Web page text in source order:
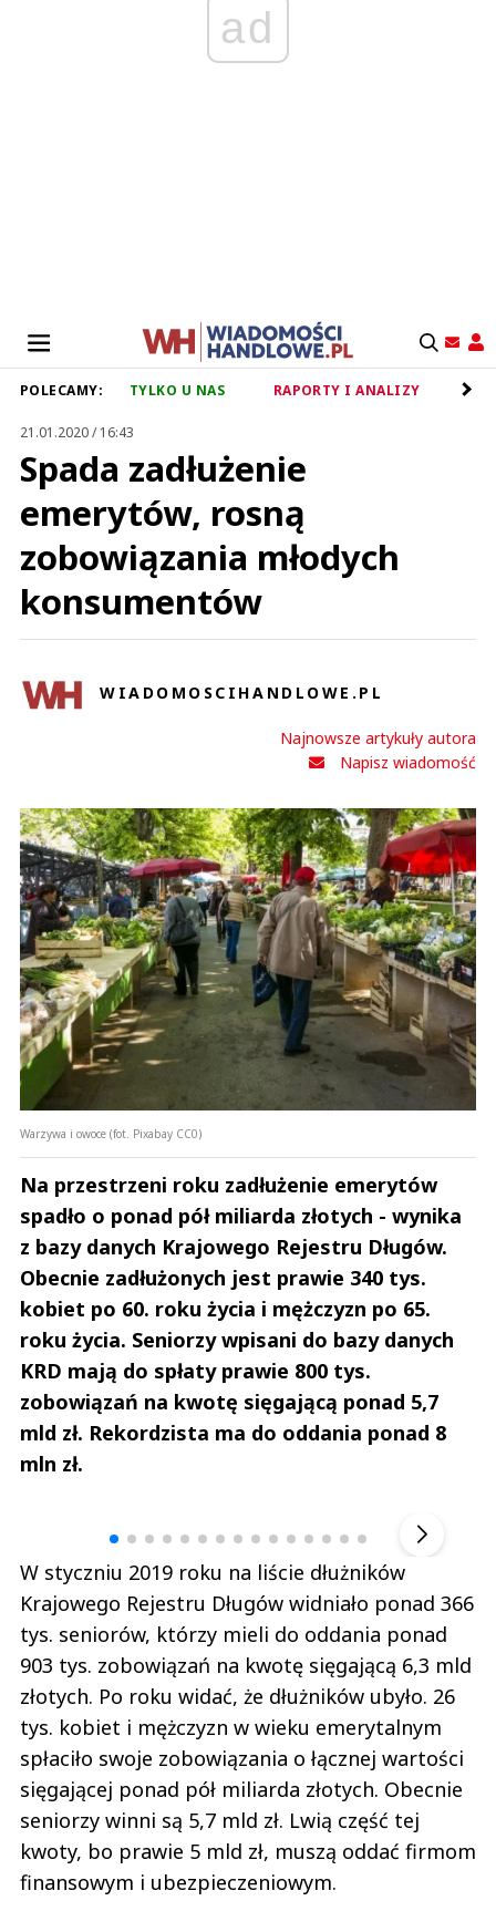
ad
POLECAMY: TYLKO U NAS RAPORTY I ANALIZY
21.01.2020 / 16:43
Spada zadłużenie
emerytów, rosną
zobowiązania młodych
konsumentów
WIADOMOSCIHANDLOWE.PL
Najnowsze artykuły autora
Napisz wiadomość
Warzywa i owoce (fot. Pixabay CC0)
Na przestrzeni roku zadłużenie emerytów
spadło o ponad pół miliarda złotych - wynika
z bazy danych Krajowego Rejestru Długów.
Obecnie zadłużonych jest prawie 340 tys.
kobiet po 60. roku życia i mężczyzn po 65.
roku życia. Seniorzy wpisani do bazy danych
KRD mają do spłaty prawie 800 tys.
zobowiązań na kwotę sięgającą ponad 5,7
mld zł. Rekordzista ma do oddania ponad 8
mln zł.
W styczniu 2019 roku na liście dłużników
Krajowego Rejestru Długów widniało ponad 366
tys. seniorów, którzy mieli do oddania ponad
903 tys. zobowiązań na kwotę sięgającą 6,3 mld
złotych. Po roku widać, że dłużników ubyło. 26
tys. kobiet i mężczyzn w wieku emerytalnym
spłaciło swoje zobowiązania o łącznej wartości
sięgającej ponad pół miliarda złotych. Obecnie
seniorzy winni są 5,7 mld zł. Lwią część tej
kwoty, bo prawie 5 mld zł, muszą oddać firmom
finansowym i ubezpieczeniowym.